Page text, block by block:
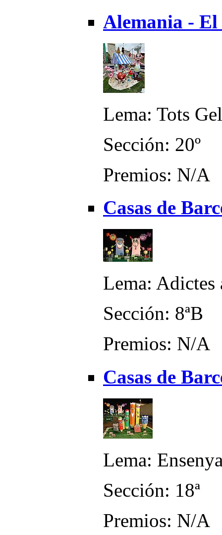
Alemania -
Lema: Tots
Sección: 20º
Premios: N/A
Casas de
Lema:
Sección: 8ªB
Premios: N/A
Casas de
Lema:
Sección: 18ª
Premios: N/A